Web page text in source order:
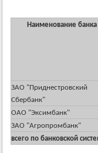
Наименование банка
ЗАО "Приднестровский
Сбербанк"
ОАО "Эксимбанк"
ЗАО "Агропромбанк"
всего по банковской